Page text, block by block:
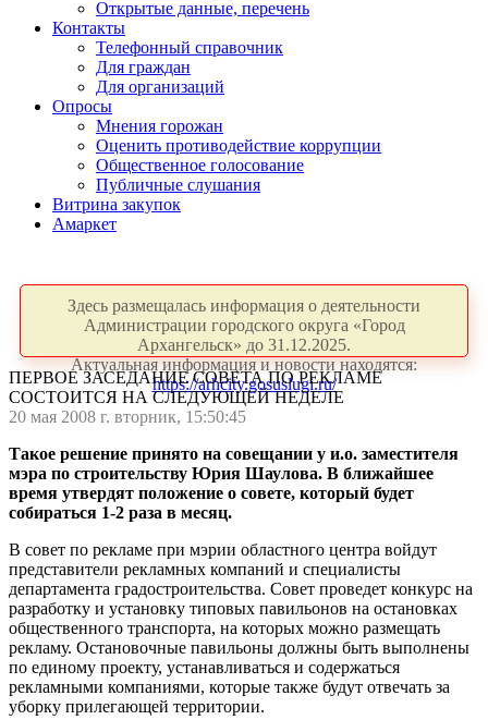
Открытые данные, перечень
Контакты
Телефонный справочник
Для граждан
Для организаций
Опросы
Мнения горожан
Оценить противодействие коррупции
Общественное голосование
Публичные слушания
Витрина закупок
Амаркет
Здесь размещалась информация о деятельности
Администрации городского округа «Город
Архангельск» до 31.12.2025.
Актуальная информация и новости находятся:
https://arhcity.gosuslugi.ru/
ПЕРВОЕ ЗАСЕДАНИЕ СОВЕТА ПО РЕКЛАМЕ
СОСТОИТСЯ НА СЛЕДУЮЩЕЙ НЕДЕЛЕ
20 мая 2008 г. вторник, 15:50:45
Такое решение принято на совещании у и.о. заместителя
мэра по строительству Юрия Шаулова. В ближайшее
время утвердят положение о совете, который будет
собираться 1-2 раза в месяц.
В совет по рекламе при мэрии областного центра войдут
представители рекламных компаний и специалисты
департамента градостроительства. Совет проведет конкурс на
разработку и установку типовых павильонов на остановках
общественного транспорта, на которых можно размещать
рекламу. Остановочные павильоны должны быть выполнены
по единому проекту, устанавливаться и содержаться
рекламными компаниями, которые также будут отвечать за
уборку прилегающей территории.